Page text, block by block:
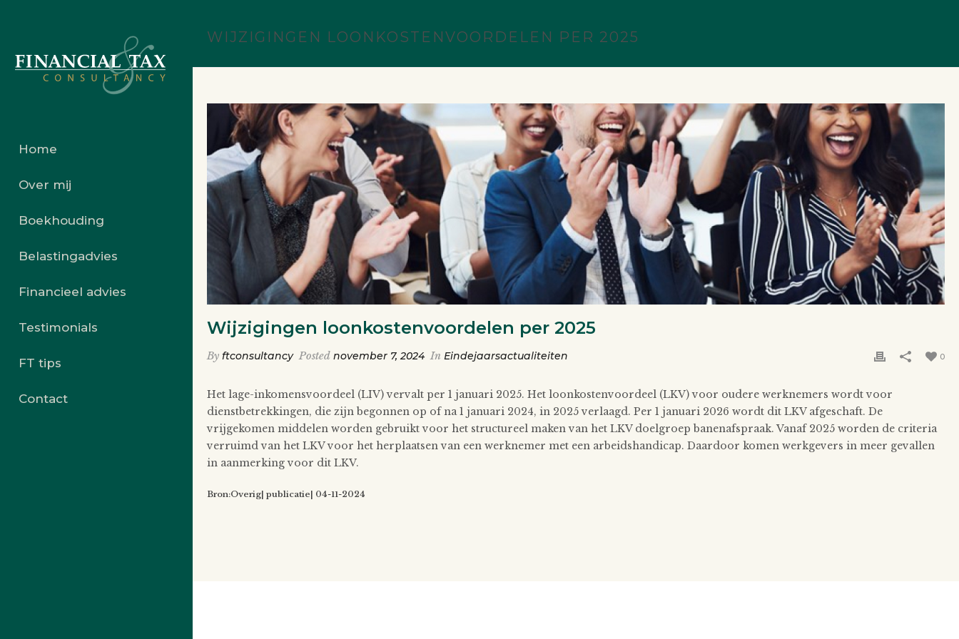
Home
Over mij
Boekhouding
Belastingadvies
Financieel advies
Testimonials
FT tips
Contact
WIJZIGINGEN LOONKOSTENVOORDELEN PER 2025
Wijzigingen loonkostenvoordelen per 2025
By ftconsultancy Posted november 7, 2024 In Eindejaarsactualiteiten 0
Het lage-inkomensvoordeel (LIV) vervalt per 1 januari 2025. Het loonkostenvoordeel (LKV) voor oudere werknemers wordt voor
dienstbetrekkingen, die zijn begonnen op of na 1 januari 2024, in 2025 verlaagd. Per 1 januari 2026 wordt dit LKV afgeschaft. De
vrijgekomen middelen worden gebruikt voor het structureel maken van het LKV doelgroep banenafspraak. Vanaf 2025 worden de criteria
verruimd van het LKV voor het herplaatsen van een werknemer met een arbeidshandicap. Daardoor komen werkgevers in meer gevallen
in aanmerking voor dit LKV.
Bron:Overig| publicatie| 04-11-2024